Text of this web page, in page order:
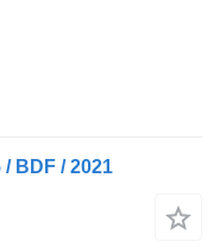
BDF / 2021